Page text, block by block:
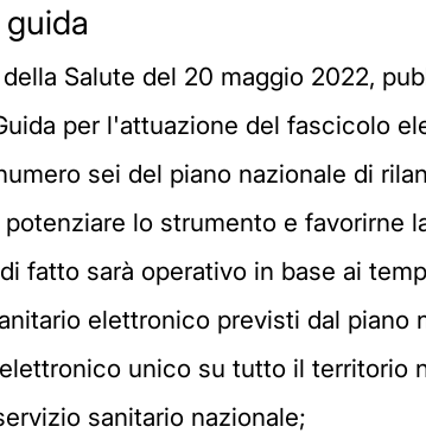
Salute del 20 maggio 2022,
per l'attuazione del fascicolo
sei del piano nazionale di
potenziare lo strumento e
fatto sarà operativo in base ai
elettronico previsti dal piano
unico su tutto il territorio
sanitario nazionale;